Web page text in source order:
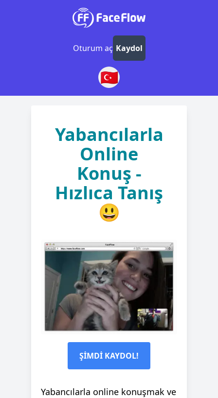
Oturum aç Kaydol
🇹🇷
Yabancılarla
Online
Konuş -
Hızlıca Tanış
😃
ŞİMDİ KAYDOL!
Yabancılarla online konuşmak ve